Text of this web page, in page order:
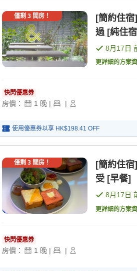
僅剩 3間房！
[簡約住
過 [純住
8月17日
更詳細的方案
快閃優惠券
房價： 1 晚 | |
使用優惠券以享 HK$198.41 OFF
僅剩 3間房！
[簡約住
受 [早餐]
8月17日
更詳細的方案
快閃優惠券
房價： 1 晚 | |